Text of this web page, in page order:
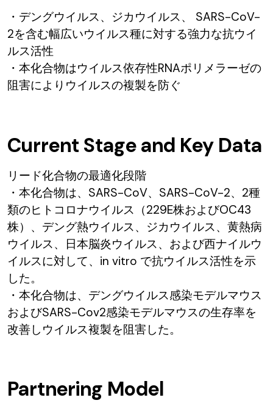
・デングウイルス、ジカウイルス、 SARS-CoV-
2を含む幅広いウイルス種に対する強力な抗ウイ
ルス活性
・本化合物はウイルス依存性RNAポリメラーゼの
阻害によりウイルスの複製を防ぐ
Current Stage and Key Data
リード化合物の最適化段階
・本化合物は、SARS-CoV、SARS-CoV-2、2種
類のヒトコロナウイルス（229E株およびOC43
株）、デング熱ウイルス、ジカウイルス、黄熱病
ウイルス、日本脳炎ウイルス、および西ナイルウ
イルスに対して、in vitro で抗ウイルス活性を示
した。
・本化合物は、デングウイルス感染モデルマウス
およびSARS-Cov2感染モデルマウスの生存率を
改善しウイルス複製を阻害した。
Partnering Model